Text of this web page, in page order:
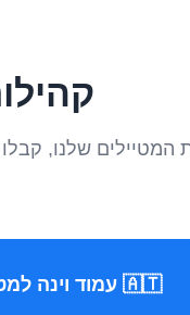
המטיילים שלנו,
🇦🇹 עמוד וינה למטיילים